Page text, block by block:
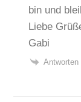
bin und
Liebe
Gabi
Antworten